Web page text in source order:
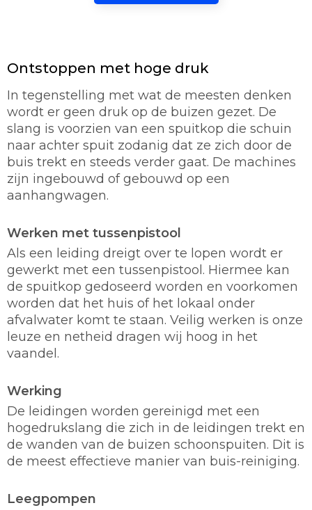
Ontstoppen met hoge druk
In tegenstelling met wat de meesten denken
wordt er geen druk op de buizen gezet. De
slang is voorzien van een spuitkop die schuin
naar achter spuit zodanig dat ze zich door de
buis trekt en steeds verder gaat. De machines
zijn ingebouwd of gebouwd op een
aanhangwagen.
Werken met tussenpistool
Als een leiding dreigt over te lopen wordt er
gewerkt met een tussenpistool. Hiermee kan
de spuitkop gedoseerd worden en voorkomen
worden dat het huis of het lokaal onder
afvalwater komt te staan. Veilig werken is onze
leuze en netheid dragen wij hoog in het
vaandel.
Werking
De leidingen worden gereinigd met een
hogedrukslang die zich in de leidingen trekt en
de wanden van de buizen schoonspuiten. Dit is
de meest effectieve manier van buis-reiniging.
Leegpompen